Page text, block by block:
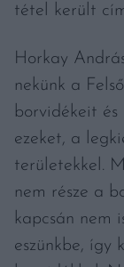
tétel került
Horkay
nekünk a
borvidékeit
ezeket, a
területekkel.
nem része a
kapcsán nem
eszünkbe, így